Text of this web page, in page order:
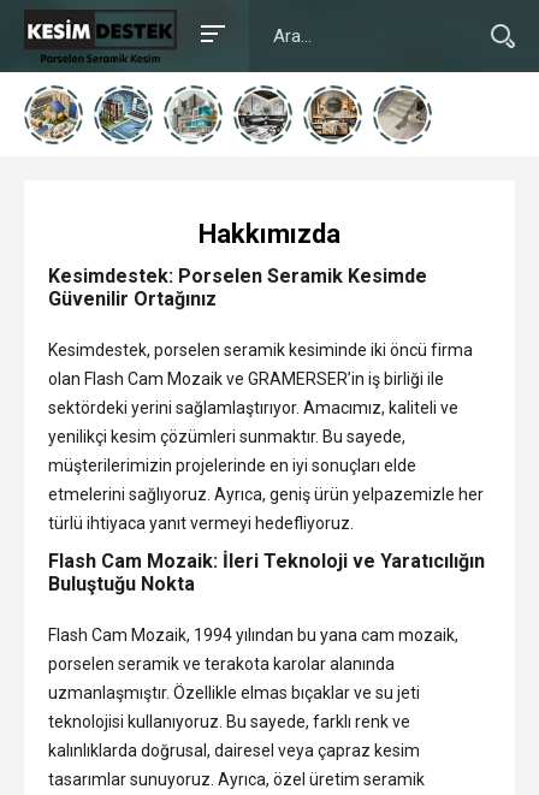
Hakkımızda
Kesimdestek: Porselen Seramik Kesimde
Güvenilir Ortağınız
Kesimdestek, porselen seramik kesiminde iki öncü firma
olan Flash Cam Mozaik ve GRAMERSER’in iş birliği ile
sektördeki yerini sağlamlaştırıyor. Amacımız, kaliteli ve
yenilikçi kesim çözümleri sunmaktır. Bu sayede,
müşterilerimizin projelerinde en iyi sonuçları elde
etmelerini sağlıyoruz. Ayrıca, geniş ürün yelpazemizle her
türlü ihtiyaca yanıt vermeyi hedefliyoruz.
Flash Cam Mozaik: İleri Teknoloji ve Yaratıcılığın
Buluştuğu Nokta
Flash Cam Mozaik, 1994 yılından bu yana cam mozaik,
porselen seramik ve terakota karolar alanında
uzmanlaşmıştır. Özellikle elmas bıçaklar ve su jeti
teknolojisi kullanıyoruz. Bu sayede, farklı renk ve
kalınlıklarda doğrusal, dairesel veya çapraz kesim
tasarımlar sunuyoruz. Ayrıca, özel üretim seramik